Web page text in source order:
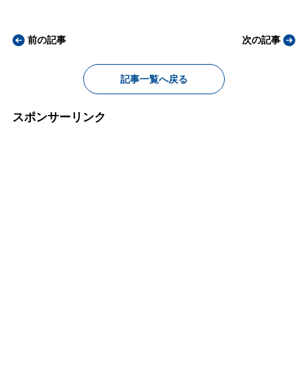
前の記事
記事一覧へ戻る
次の記事
スポンサーリンク